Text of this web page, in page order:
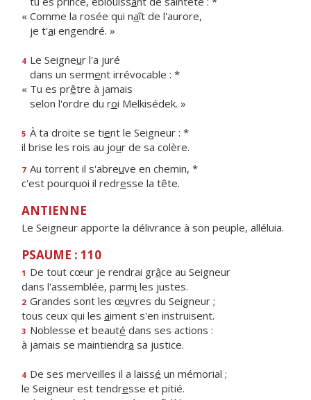
« Comme la rosée qui naît de l'aurore,
je t'ai engendré. »
4 Le Seigneur l'a juré
dans un serment irrévocable : *
« Tu es prêtre à jamais
selon l'ordre du roi Melkisédek. »
5 À ta droite se tient le Seigneur : *
il brise les rois au jour de sa colère.
7 Au torrent il s'abreuve en chemin, *
c'est pourquoi il redresse la tête.
ANTIENNE
Le Seigneur apporte la délivrance à son peuple, alléluia.
PSAUME : 110
1 De tout cœur je rendrai grâce au Seigneur
dans l'assemblée, parmi les justes.
2 Grandes sont les œuvres du Seigneur ;
tous ceux qui les aiment s'en instruisent.
3 Noblesse et beauté dans ses actions :
à jamais se maintiendra sa justice.
4 De ses merveilles il a laissé un mémorial ;
le Seigneur est tendresse et pitié.